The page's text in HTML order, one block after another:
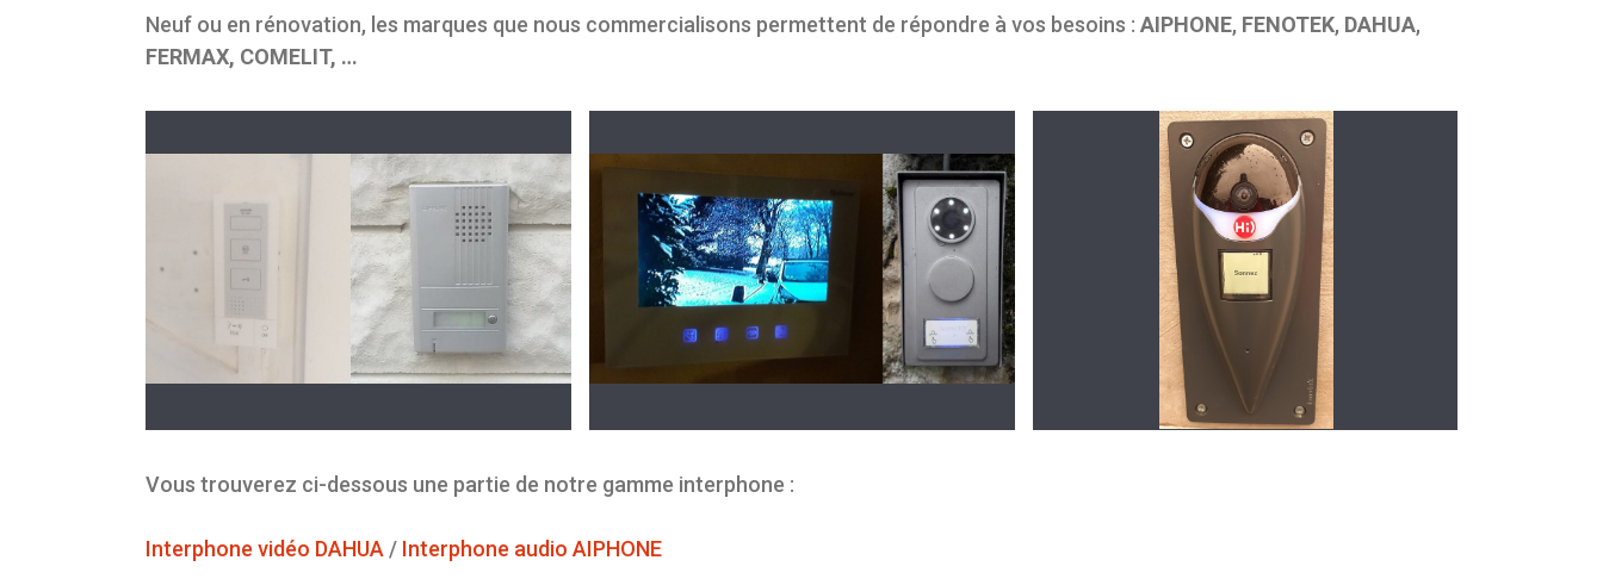
Neuf ou en rénovation, les marques que nous commercialisons permettent de répondre à vos besoins : AIPHONE, FENOTEK, DAHUA,
FERMAX, COMELIT, …
Vous trouverez ci-dessous une partie de notre gamme interphone :
Interphone vidéo DAHUA / Interphone audio AIPHONE